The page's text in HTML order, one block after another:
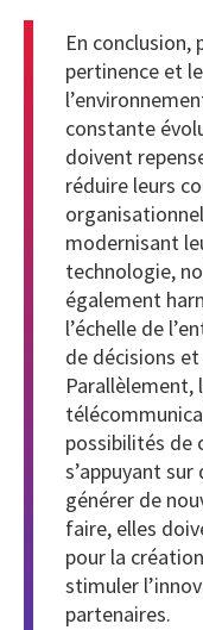
En conclusion,
pertinence et
constante
doivent
réduire leurs
modernisant
technologie,
également
l’échelle de
de décisions
Parallèlement,
possibilités de
s’appuyant
générer de
faire, elles
pour la
stimuler
partenaires.